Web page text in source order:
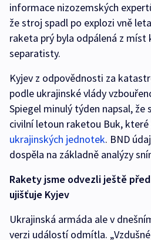
informace nizozemských
že stroj spadl po explozi vně
raketa prý byla odpálená z míst
separatisty.
Kyjev z odpovědnosti za
podle ukrajinské vlády
Spiegel minulý týden napsal,
civilní letoun raketou Buk, které
ukrajinských jednotek. BND
dospěla na základně analýzy
Rakety jsme odvezli ještě
ujišťuje Kyjev
Ukrajinská armáda ale v
verzi událostí odmítla.